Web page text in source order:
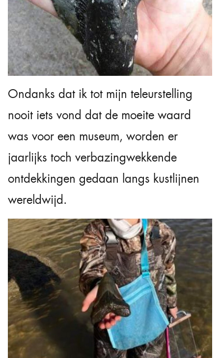
Ondanks dat ik tot mijn teleurstelling
nooit iets vond dat de moeite waard
was voor een museum, worden er
jaarlijks toch verbazingwekkende
ontdekkingen gedaan langs kustlijnen
wereldwijd.